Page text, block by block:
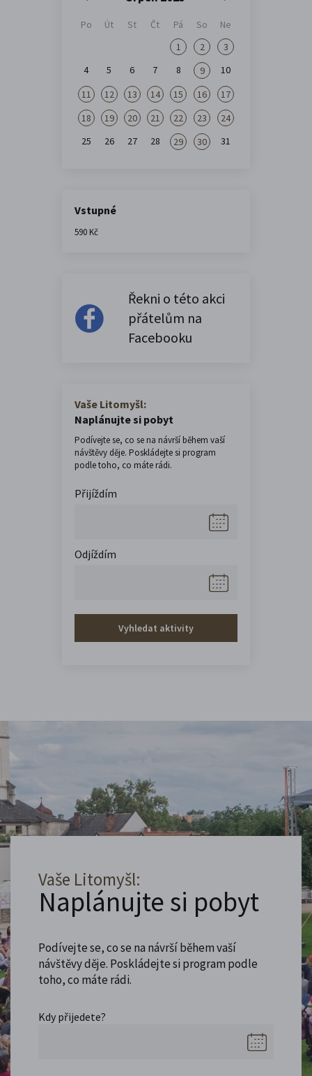
Po Út St Čt Pá So
Ne
1
2
3
4
5 6 7 8 9
10
11
12 13 14 15 16
17
18
19 20 21 22 23
24
25
26 27 28 29 30 31
Vstupné
590 Kč
Řekni o této akci
přátelům na
Facebooku
Vaše Litomyšl:
Naplánujte si pobyt
Podívejte se, co se na návrší během vaší
návštěvy děje. Poskládejte si program
podle toho, co máte rádi.
Přijíždím
Odjíždím
Vyhledat aktivity
Vaše Litomyšl:
Naplánujte si pobyt
Podívejte se, co se na návrší během vaší
návštěvy děje. Poskládejte si program podle
toho, co máte rádi.
Kdy přijedete?